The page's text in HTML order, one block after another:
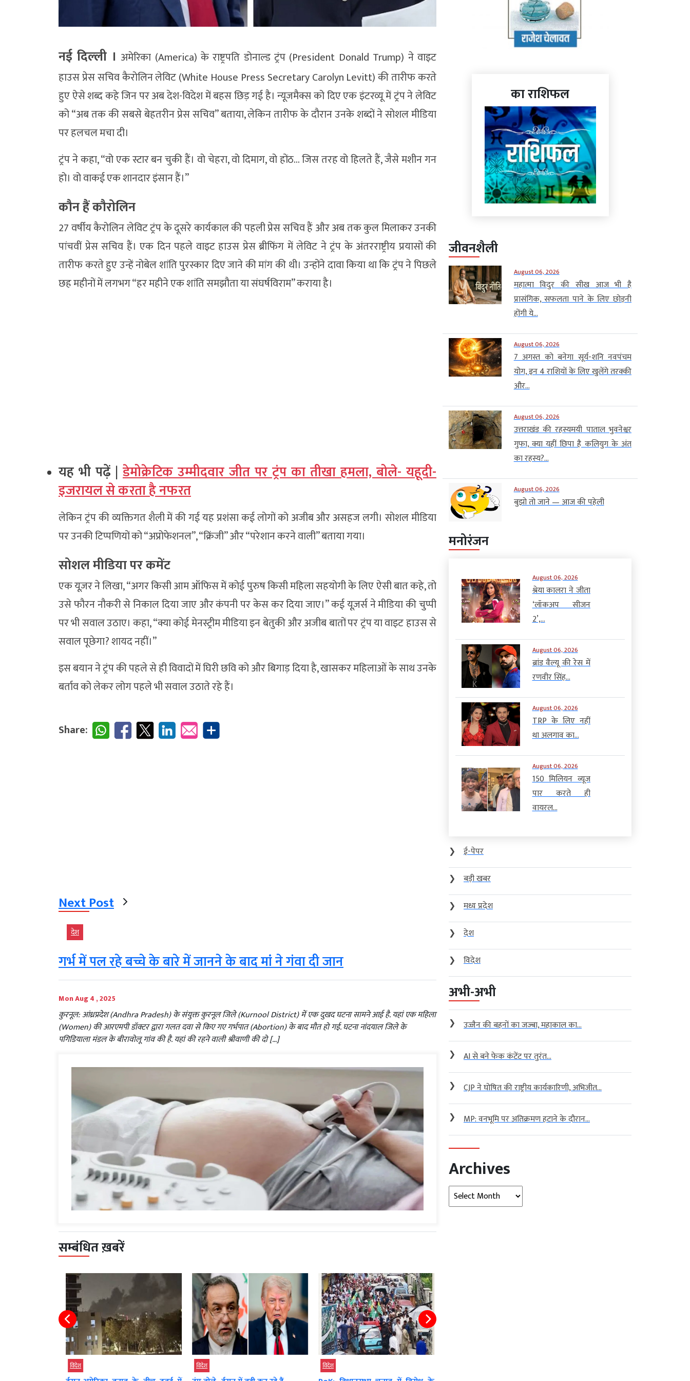
नई दिल्‍ली । अमेरिका (America) के राष्ट्रपति डोनाल्ड ट्रंप (President Donald Trump) ने वाइट
हाउस प्रेस सचिव कैरोलिन लेविट (White House Press Secretary Carolyn Levitt) की तारीफ करते
हुए ऐसे शब्द कहे जिन पर अब देश-विदेश में बहस छिड़ गई है। न्यूजमैक्स को दिए एक इंटरव्यू में ट्रंप ने लेविट
को “अब तक की सबसे बेहतरीन प्रेस सचिव” बताया, लेकिन तारीफ के दौरान उनके शब्दों ने सोशल मीडिया
पर हलचल मचा दी।
ट्रंप ने कहा, “वो एक स्टार बन चुकी हैं। वो चेहरा, वो दिमाग, वो होंठ… जिस तरह वो हिलते हैं, जैसे मशीन गन
हो। वो वाकई एक शानदार इंसान हैं।”
कौन हैं कौरोलिन
27 वर्षीय कैरोलिन लेविट ट्रंप के दूसरे कार्यकाल की पहली प्रेस सचिव हैं और अब तक कुल मिलाकर उनकी
पांचवीं प्रेस सचिव हैं। एक दिन पहले वाइट हाउस प्रेस ब्रीफिंग में लेविट ने ट्रंप के अंतरराष्ट्रीय प्रयासों की
तारीफ करते हुए उन्हें नोबेल शांति पुरस्कार दिए जाने की मांग की थी। उन्होंने दावा किया था कि ट्रंप ने पिछले
छह महीनों में लगभग “हर महीने एक शांति समझौता या संघर्षविराम” कराया है।
यह भी पढ़ें | डेमोक्रेटिक उम्मीदवार जीत पर ट्रंप का तीखा हमला, बोले- यहूदी-
इजरायल से करता है नफरत
लेकिन ट्रंप की व्यक्तिगत शैली में की गई यह प्रशंसा कई लोगों को अजीब और असहज लगी। सोशल मीडिया
पर उनकी टिप्पणियों को “अप्रोफेशनल”, “क्रिंजी” और “परेशान करने वाली” बताया गया।
सोशल मीडिया पर कमेंट
एक यूज़र ने लिखा, “अगर किसी आम ऑफिस में कोई पुरुष किसी महिला सहयोगी के लिए ऐसी बात कहे, तो
उसे फौरन नौकरी से निकाल दिया जाए और कंपनी पर केस कर दिया जाए।” कई यूज़र्स ने मीडिया की चुप्पी
पर भी सवाल उठाए। कहा, “क्या कोई मेनस्ट्रीम मीडिया इन बेतुकी और अजीब बातों पर ट्रंप या वाइट हाउस से
सवाल पूछेगा? शायद नहीं।”
इस बयान ने ट्रंप की पहले से ही विवादों में घिरी छवि को और बिगाड़ दिया है, खासकर महिलाओं के साथ उनके
बर्ताव को लेकर लोग पहले भी सवाल उठाते रहे हैं।
Share:
Next Post
देश
गर्भ में पल रहे बच्चे के बारे में जानने के बाद मां ने गंवा दी जान
Mon Aug 4 , 2025
कुरनूल: आंध्रप्रदेश (Andhra Pradesh) के संयुक्त कुरनूल जिले (Kurnool District) में एक दुखद घटना सामने आई है. यहां एक महिला
(Women) की आरएमपी डॉक्टर द्वारा गलत दवा से किए गए गर्भपात (Abortion) के बाद मौत हो गई. घटना नांदयाल जिले के
पगिडियाला मंडल के बीरावोलू गांव की है. यहां की रहने वाली श्रीवाणी की दो […]
सम्बंधित ख़बरें
विदेश विदेश विदेश
का राशिफल
जीवनशैली
August 06, 2026
महात्मा विदुर की सीख आज भी है
प्रासंगिक, सफलता पाने के लिए छोड़नी
होंगी ये...
August 06, 2026
7 अगस्त को बनेगा सूर्य-शनि नवपंचम
योग, इन 4 राशियों के लिए खुलेंगे तरक्की
और...
August 06, 2026
उत्तराखंड की रहस्यमयी पाताल भुवनेश्वर
गुफा, क्या यहीं छिपा है कलियुग के अंत
का रहस्य?...
August 06, 2026
बुझो तो जाने — आज की पहेली
मनोरंजन
August 06, 2026
श्रेया कालरा ने जीता
‘लॉकअप सीजन
2’,...
August 06, 2026
ब्रांड वैल्यू की रेस में
रणवीर सिंह...
August 06, 2026
TRP के लिए नहीं
था अलगाव का...
August 06, 2026
150 मिलियन व्यूज
पार करते ही
वायरल...
❯
ई-पेपर
❯
बड़ी खबर
❯
मध्य प्रदेश
❯
देश
❯
विदेश
अभी-अभी
❯ उज्जैन की बहनों का जज्बा, महाकाल का...
❯ AI से बने फेक कंटेंट पर तुरंत...
❯ CJP ने घोषित की राष्ट्रीय कार्यकारिणी, अभिजीत...
❯ MP: वनभूमि पर अतिक्रमण हटाने के दौरान...
Archives
Archives